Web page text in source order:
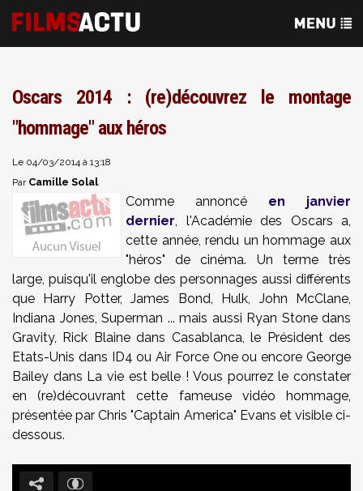
Oscars 2014 : (re)découvrez le montage
"hommage" aux héros
Le 04/03/2014 à 13:18
Par Camille Solal
Comme annoncé en janvier
dernier, l'Académie des Oscars a,
cette année, rendu un hommage aux
"héros" de cinéma. Un terme très
large, puisqu'il englobe des personnages aussi différents
que Harry Potter, James Bond, Hulk, John McClane,
Indiana Jones, Superman ... mais aussi Ryan Stone dans
Gravity, Rick Blaine dans Casablanca, le Président des
Etats-Unis dans ID4 ou Air Force One ou encore George
Bailey dans La vie est belle ! Vous pourrez le constater
en (re)découvrant cette fameuse vidéo hommage,
présentée par Chris "Captain America" Evans et visible ci-
dessous.